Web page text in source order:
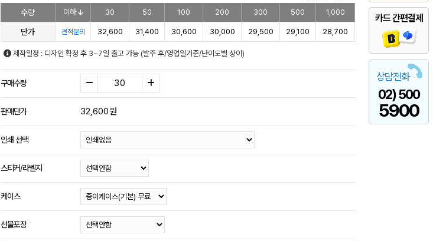
카드 간편결제
상담전화
02) 500
5900
수량 이하 30 50 100 200 300 500 1,000
단가 견적문의 32,600 31,400 30,600 30,000 29,500 29,100 28,700
제작일정 : 디자인 확정 후 3~7일 출고 가능 (발주 후/영업일기준/난이도별 상이)
구매수량
판매단가 32,600원
인쇄 선택
스티커/라벨지
케이스
선물포장